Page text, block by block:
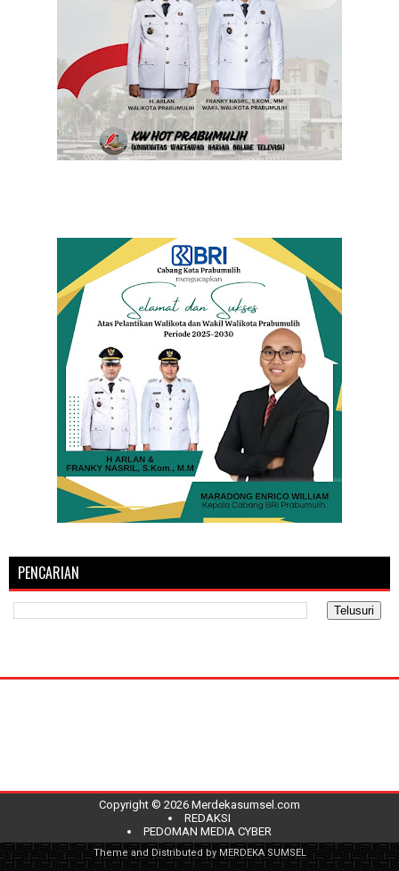
PENCARIAN
Copyright © 2026 Merdekasumsel.com
REDAKSI
PEDOMAN MEDIA CYBER
Theme and Distributed byMERDEKA SUMSEL